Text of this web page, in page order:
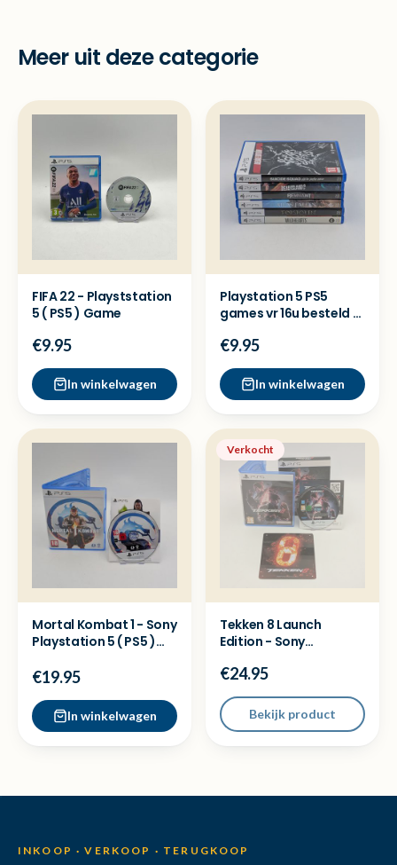
Meer uit deze categorie
FIFA 22 - Playststation
5 ( PS5 ) Game
€9.95
In winkelwagen
Playstation 5 PS5
games vr 16u besteld =
€9.95
In winkelwagen
Mortal Kombat 1 - Sony
Playstation 5 ( PS5 )
€19.95
In winkelwagen
Verkocht
Tekken 8 Launch
Edition - Sony
Game
€24.95
Bekijk product
INKOOP · VERKOOP · TERUGKOOP